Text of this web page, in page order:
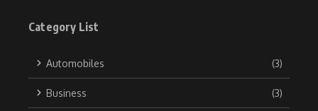
Category List
Automobiles (3)
Business (3)